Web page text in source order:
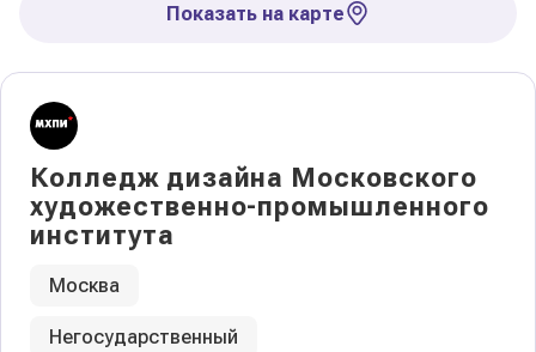
Показать на карте
Колледж дизайна Московского
художественно-промышленного
института
Москва
Негосударственный